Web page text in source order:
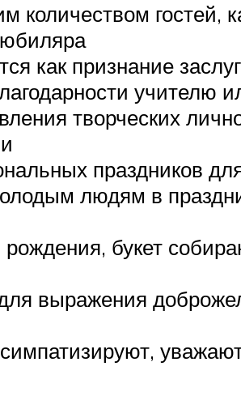
гостей,
как признание
учителю
творческих
праздников
людям в
букет
выражения